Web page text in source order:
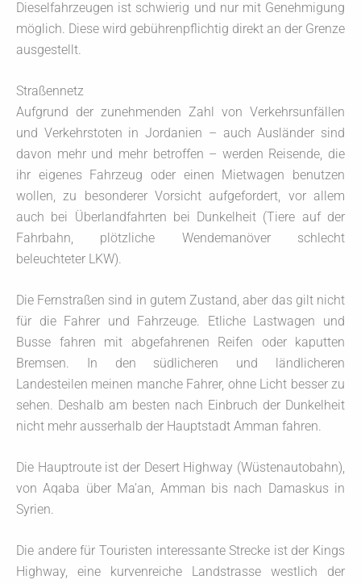
Dieselfahrzeugen ist schwierig und nur mit Genehmigung
möglich. Diese wird gebührenpflichtig direkt an der Grenze
ausgestellt.
Straßennetz
Aufgrund der zunehmenden Zahl von Verkehrsunfällen
und Verkehrstoten in Jordanien – auch Ausländer sind
davon mehr und mehr betroffen – werden Reisende, die
ihr eigenes Fahrzeug oder einen Mietwagen benutzen
wollen, zu besonderer Vorsicht aufgefordert, vor allem
auch bei Überlandfahrten bei Dunkelheit (Tiere auf der
Fahrbahn, plötzliche Wendemanöver schlecht
beleuchteter LKW).
Die Fernstraßen sind in gutem Zustand, aber das gilt nicht
für die Fahrer und Fahrzeuge. Etliche Lastwagen und
Busse fahren mit abgefahrenen Reifen oder kaputten
Bremsen. In den südlicheren und ländlicheren
Landesteilen meinen manche Fahrer, ohne Licht besser zu
sehen. Deshalb am besten nach Einbruch der Dunkelheit
nicht mehr ausserhalb der Hauptstadt Amman fahren.
Die Hauptroute ist der Desert Highway (Wüstenautobahn),
von Aqaba über Ma’an, Amman bis nach Damaskus in
Syrien.
Die andere für Touristen interessante Strecke ist der Kings
Highway, eine kurvenreiche Landstrasse westlich der